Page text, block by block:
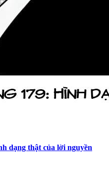
dạng thật của lời nguyền